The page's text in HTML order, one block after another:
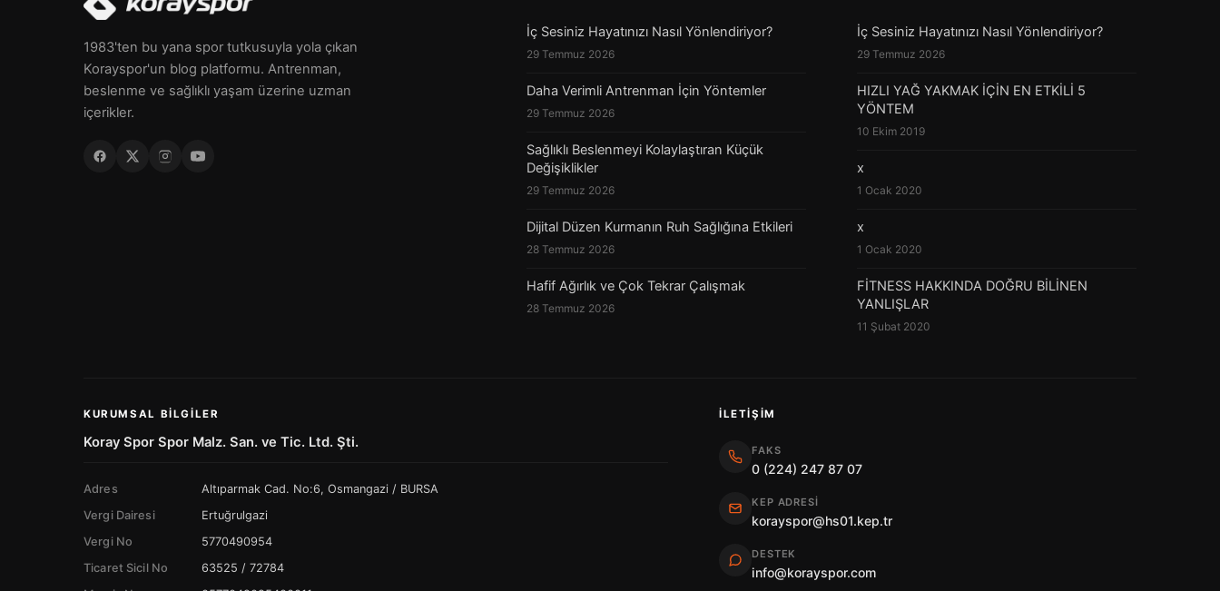
1983'ten bu yana spor tutkusuyla yola çıkan
Korayspor'un blog platformu. Antrenman,
beslenme ve sağlıklı yaşam üzerine uzman
içerikler.
İç Sesiniz Hayatınızı Nasıl Yönlendiriyor?
29 Temmuz 2026
Daha Verimli Antrenman İçin Yöntemler
29 Temmuz 2026
Sağlıklı Beslenmeyi Kolaylaştıran Küçük
Değişiklikler
29 Temmuz 2026
Dijital Düzen Kurmanın Ruh Sağlığına Etkileri
28 Temmuz 2026
Hafif Ağırlık ve Çok Tekrar Çalışmak
28 Temmuz 2026
İç Sesiniz Hayatınızı Nasıl Yönlendiriyor?
29 Temmuz 2026
HIZLI YAĞ YAKMAK İÇİN EN ETKİLİ 5
YÖNTEM
10 Ekim 2019
x
1 Ocak 2020
x
1 Ocak 2020
FİTNESS HAKKINDA DOĞRU BİLİNEN
YANLIŞLAR
11 Şubat 2020
KURUMSAL BILGILER
Koray Spor Spor Malz. San. ve Tic. Ltd. Şti.
Adres
Altıparmak Cad. No:6, Osmangazi / BURSA
Vergi Dairesi
Ertuğrulgazi
Vergi No
5770490954
Ticaret Sicil No
63525 / 72784
İLETIŞIM
FAKS
0 (224) 247 87 07
KEP ADRESI
korayspor@hs01.kep.tr
DESTEK
info@korayspor.com